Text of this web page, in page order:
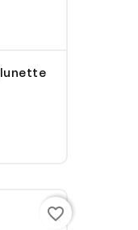
favorite_border